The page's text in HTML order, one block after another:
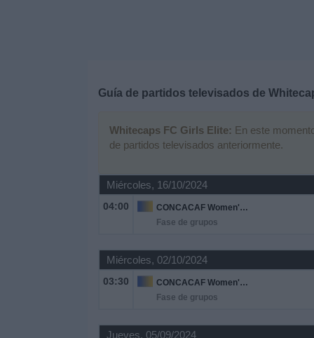
Guía de partidos televisados de
Whitecaps FC Girls Elite: En este
de partidos televisados anteriormente.
Miércoles, 16/10/2024
04:00
CONCACAF Women's Champions Cup
Fase de grupos
Miércoles, 02/10/2024
03:30
CONCACAF Women's Champions Cup
Fase de grupos
Jueves, 05/09/2024